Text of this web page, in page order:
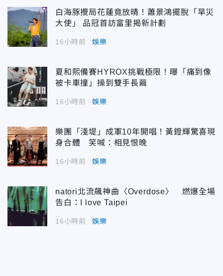
白海豚攪局花蓮竟放晴！蕭景鴻擺脫「旱災
大使」 品冠首訪富里揭新計劃
16小時前 娛樂
夏和熙備賽HYROX挑戰極限！曝「痛到像
被卡車撞」操到雙手長繭
16小時前 娛樂
樂團「淺堤」成軍10年開唱！黃鐙輝驚喜現
身合體 笑喊：相見恨晚
16小時前 娛樂
natori北流飆神曲〈Overdose〉 燃爆全場
告白：I love Taipei
16小時前 娛樂